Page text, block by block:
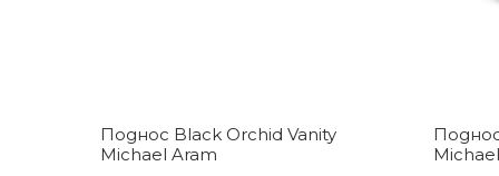
Купи
Поднос Black Orchid Vanity
Michael Aram